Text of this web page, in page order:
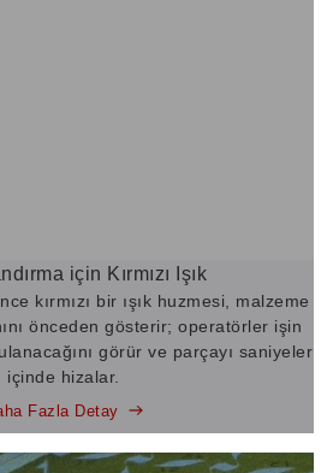
için Kırmızı Işık
kırmızı bir ışık huzmesi, malzeme
önceden gösterir; operatörler işin
görür ve parçayı saniyeler
içinde hizalar.
Fazla Detay